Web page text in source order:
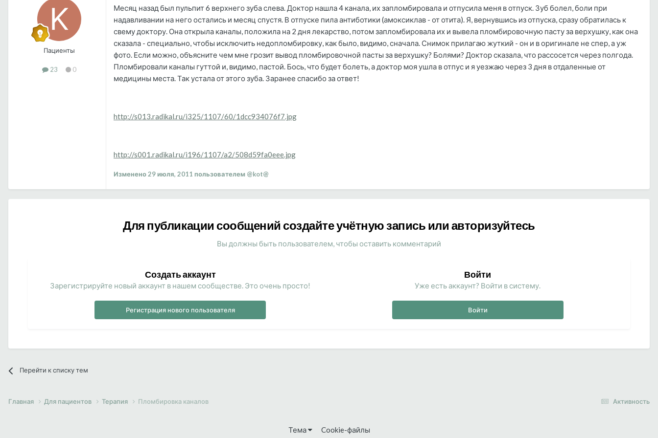
Пациенты
23 0
Месяц назад был пульпит 6 верхнего зуба слева. Доктор нашла 4 канала, их запломбировала и отпусила меня в отпуск. Зуб болел, боли при
надавливании на него остались и месяц спустя. В отпуске пила антиботики (амоксиклав - от отита). Я, вернувшись из отпуска, сразу обратилась к
свему доктору. Она открыла каналы, положила на 2 дня лекарство, потом запломбировала их и вывела пломбировочную пасту за верхушку, как она
сказала - специально, чтобы исключить недопломбировку, как было, видимо, сначала. Снимок прилагаю жуткий - он и в оригинале не спер, а уж
фото. Если можно, объясните чем мне грозит вывод пломбировочной пасты за верхушку? Болями? Доктор сказала, что рассосется через полгода.
Пломбировали каналы гуттой и, видимо, пастой. Бось, что будет болеть, а доктор моя ушла в отпус и я уезжаю через 3 дня в отдаленные от
медицины места. Так устала от этого зуба. Заранее спасибо за ответ!
http://s013.radikal.ru/i325/1107/60/1dcc934076f7.jpg
http://s001.radikal.ru/i196/1107/a2/508d59fa0eee.jpg
Изменено29 июля, 2011 пользователем @kot@
Для публикации сообщений создайте учётную запись или авторизуйтесь
Вы должны быть пользователем, чтобы оставить комментарий
Создать аккаунт
Зарегистрируйте новый аккаунт в нашем сообществе. Это очень просто!
Регистрация нового пользователя
Войти
Уже есть аккаунт? Войти в систему.
Войти
Перейти к списку тем
Активность
Главная Для пациентов Терапия Пломбировка каналов
Тема Cookie-файлы